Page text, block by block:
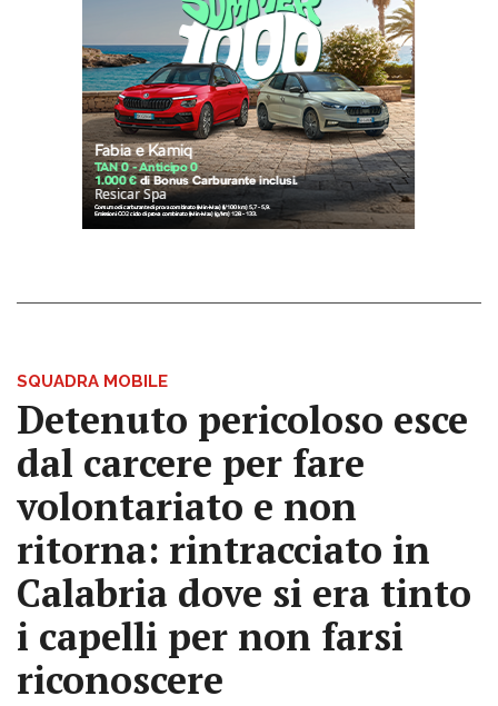
SQUADRA MOBILE
Detenuto pericoloso esce
dal carcere per fare
volontariato e non
ritorna: rintracciato in
Calabria dove si era tinto
i capelli per non farsi
riconoscere